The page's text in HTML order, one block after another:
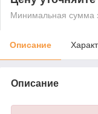
Минимальная сумма
Описание
Описание